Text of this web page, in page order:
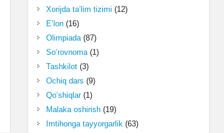
Xorijda ta’lim tizimi (12)
E’lon(16)
Olimpiada(87)
So‘rovnoma(1)
Tashkilot(3)
Ochiq dars (9)
Qo‘shiqlar(1)
Malaka oshirish(19)
Imtihonga tayyorgarlik(63)